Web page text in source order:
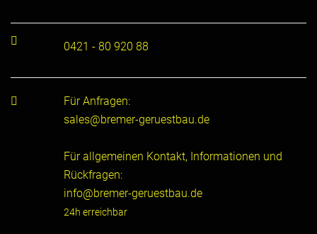
0421 - 80 920 88
Für Anfragen:
sales@bremer-geruestbau.de
Für allgemeinen Kontakt, Informationen und
Rückfragen:
info@bremer-geruestbau.de
24h erreichbar